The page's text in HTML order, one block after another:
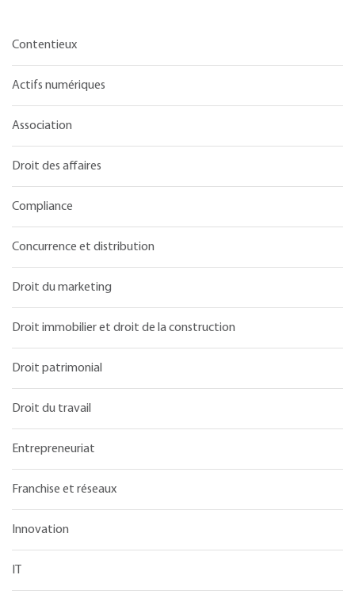
Contentieux
Actifs numériques
Association
Droit des affaires
Compliance
Concurrence et distribution
Droit du marketing
Droit immobilier et droit de la construction
Droit patrimonial
Droit du travail
Entrepreneuriat
Franchise et réseaux
Innovation